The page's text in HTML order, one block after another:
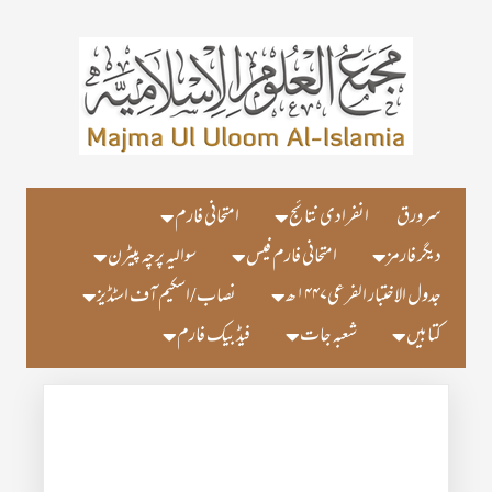
سرورق انفرادی نتائج
امتحانی فارم
دیگر فارمز
امتحانی فارم فیس
سوالیہ پرچہ پیٹرن
جدول الاختبار الفرعی۱۴۴۷ھ
نصاب/اسکیم آف اسٹڈیز
کتابیں
شعبہ جات فیڈ بیک فارم